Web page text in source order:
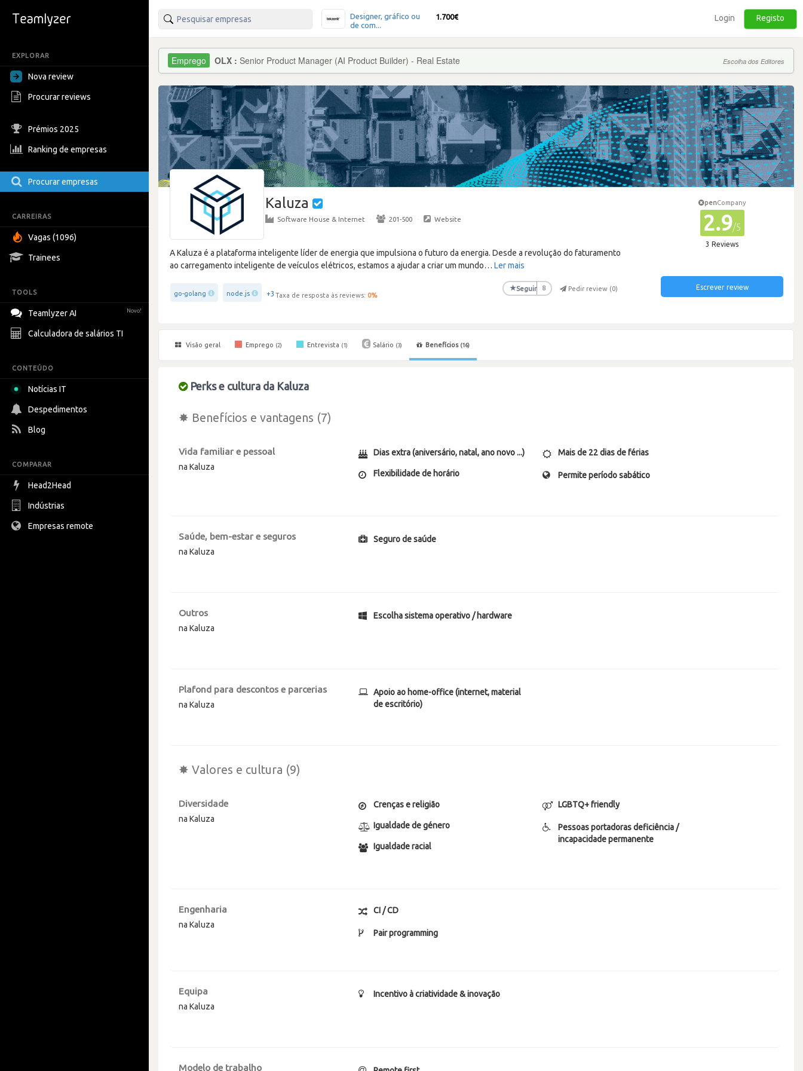
EXPLORAR
Nova review
Procurar reviews
Prémios 2025
Ranking de empresas
Procurar empresas
CARREIRAS
Vagas (1096)
Trainees
TOOLS
Teamlyzer AI Novo!
Calculadora de salários TI
CONTEÚDO
Notícias IT
Despedimentos
Blog
COMPARAR
Head2Head
Indústrias
Empresas remote
Designer, gráfico ou
de com...
1.700€ Login Registo
OLX : Senior Product Manager (AI Product Builder) - Real Estate Escolha dos Editores
Kaluza
Software House & Internet · 201-500 · Website
A Kaluza é a plataforma inteligente líder de energia que impulsiona o futuro da energia. Desde a revolução do faturamento
ao carregamento inteligente de veículos elétricos, estamos a ajudar a criar um mundo… Ler mais
go-golang node.js +3 Taxa de resposta às reviews: 0%
★Seguir 8 Pedir review (0)
penCompany
2.9/5
3 Reviews
Escrever review
Visão geral Emprego (2) Entrevista (1) Salário (3) Benefícios (16)
Perks e cultura da Kaluza
✸ Benefícios e vantagens (7)
Vida familiar e pessoal
na Kaluza
Dias extra (aniversário, natal, ano novo ...)
Flexibilidade de horário
Mais de 22 dias de férias
Permite período sabático
Saúde, bem-estar e seguros
na Kaluza
Seguro de saúde
Outros
na Kaluza
Escolha sistema operativo / hardware
Plafond para descontos e parcerias
na Kaluza
Apoio ao home-office (internet, material
de escritório)
✸ Valores e cultura (9)
Diversidade
na Kaluza
Crenças e religião
Igualdade de género
Igualdade racial
LGBTQ+ friendly
Pessoas portadoras deficiência /
incapacidade permanente
Engenharia
na Kaluza
CI / CD
Pair programming
Equipa
na Kaluza
Incentivo à criatividade & inovação
Modelo de trabalho